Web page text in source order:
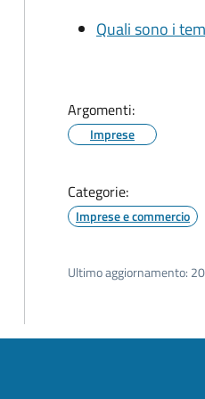
Quali sono i
Argomenti:
Imprese
Categorie:
Imprese e commercio
Ultimo aggiornamento: